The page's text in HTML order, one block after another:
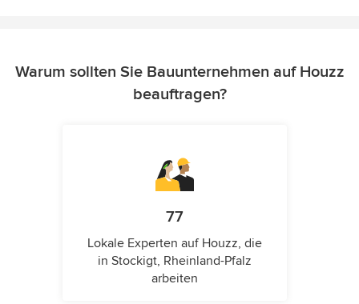
Warum sollten Sie Bauunternehmen auf Houzz
beauftragen?
77
Lokale Experten auf Houzz, die
in Stockigt, Rheinland-Pfalz
arbeiten